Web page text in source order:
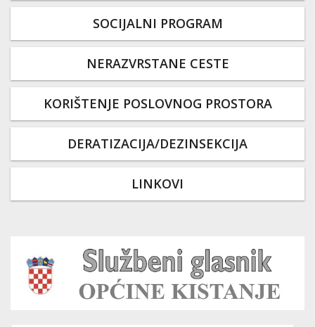
SOCIJALNI PROGRAM
NERAZVRSTANE CESTE
KORIŠTENJE POSLOVNOG PROSTORA
DERATIZACIJA/DEZINSEKCIJA
LINKOVI